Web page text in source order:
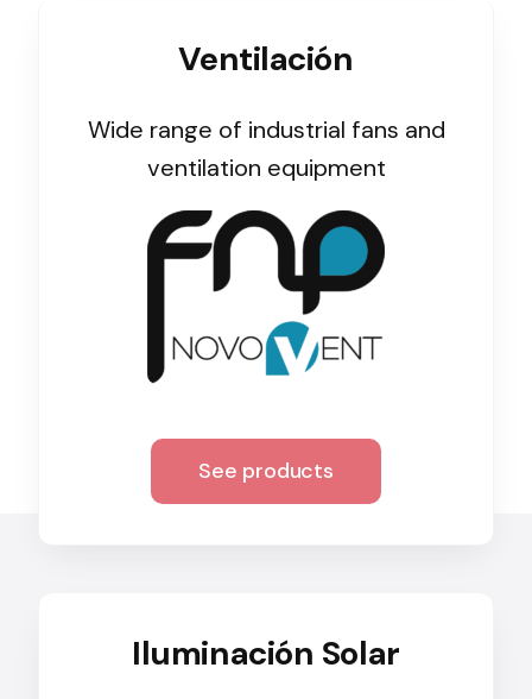
The incorporation of Novovent into the group
different uses
Variedad de soluciones solares para todo tipo
de necesidades.
Solar lighting
Ventilación
Wide range of industrial fans and
ventilation equipment
See products
Iluminación Solar